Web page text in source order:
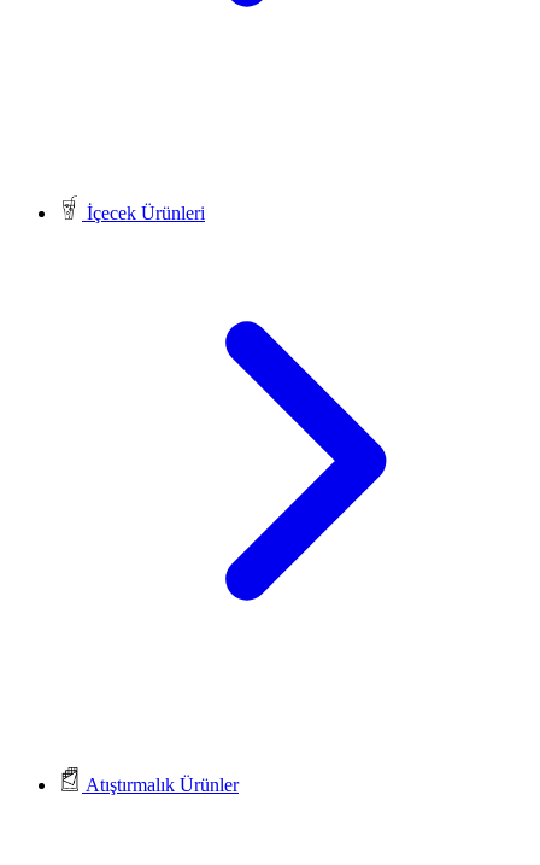
İçecek Ürünleri
Atıştırmalık Ürünler